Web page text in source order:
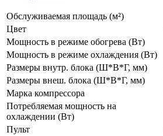
Обслуживаемая площадь (м²)
Цвет
Мощность в режиме обогрева (Вт)
Мощность в режиме охлаждения (Вт)
Размеры внутр. блока (Ш*В*Г, мм)
Размеры внеш. блока (Ш*В*Г, мм)
Марка компрессора
Потребляемая мощность на
охлаждении (Вт)
Пульт